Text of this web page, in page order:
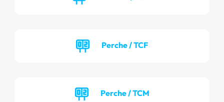
Perche / TCF
Perche / TCM